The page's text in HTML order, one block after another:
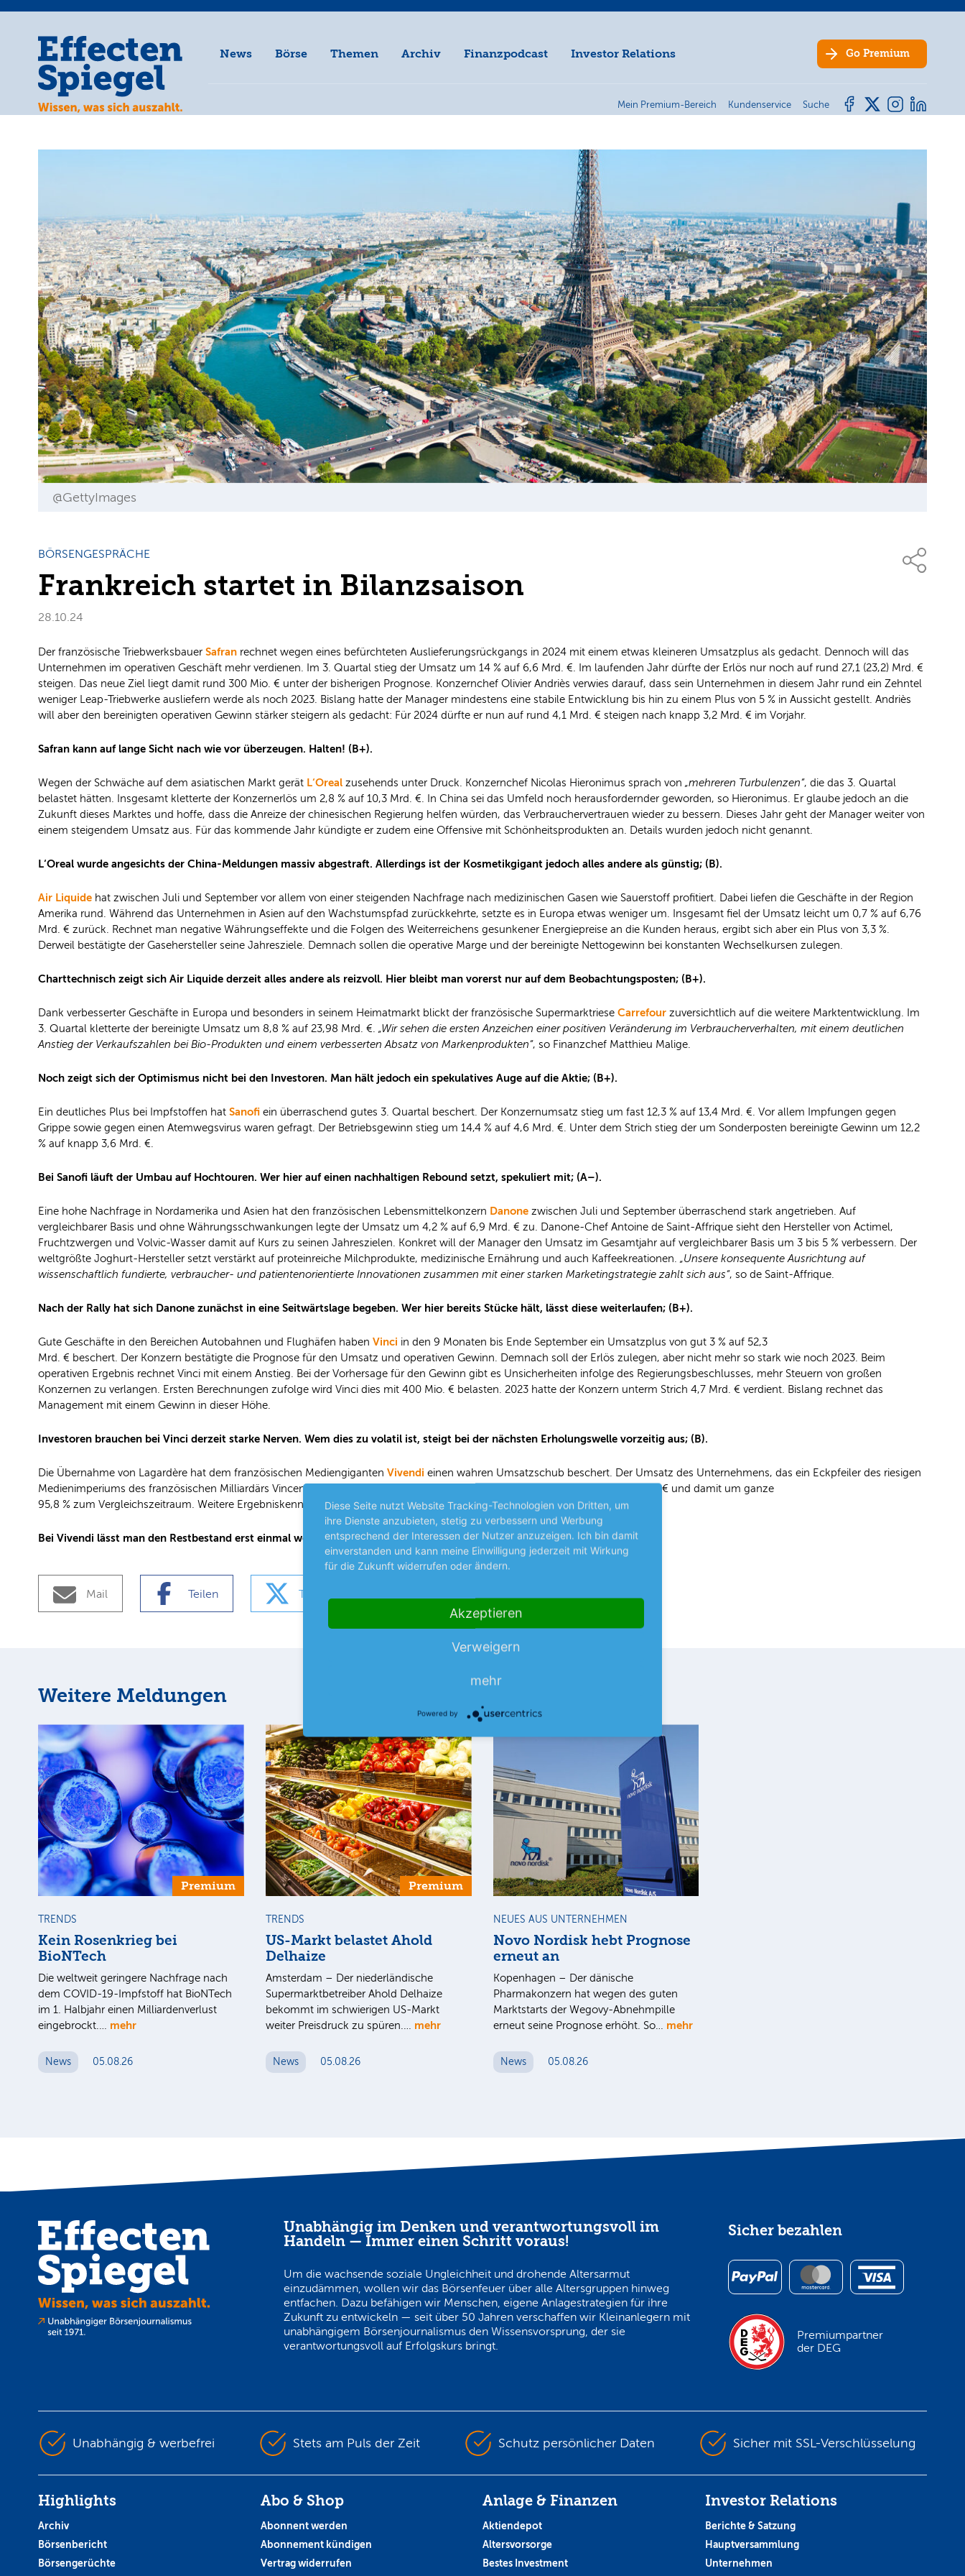
News Börse Themen Archiv Finanzpodcast Investor Relations Go Premium
Mein Premium-Bereich Kundenservice Suche
@GettyImages
BÖRSENGESPRÄCHE
Frankreich startet in Bilanzsaison
28.10.24
Der französische Triebwerksbauer Safran rechnet wegen eines befürchteten Auslieferungsrückgangs in 2024 mit einem etwas kleineren Umsatzplus als gedacht. Dennoch will das
Unternehmen im operativen Geschäft mehr verdienen. Im 3. Quartal stieg der Umsatz um 14 % auf 6,6 Mrd. €. Im laufenden Jahr dürfte der Erlös nur noch auf rund 27,1 (23,2) Mrd. €
steigen. Das neue Ziel liegt damit rund 300 Mio. € unter der bisherigen Prognose. Konzernchef Olivier Andriès verwies darauf, dass sein Unternehmen in diesem Jahr rund ein Zehntel
weniger Leap-Triebwerke ausliefern werde als noch 2023. Bislang hatte der Manager mindestens eine stabile Entwicklung bis hin zu einem Plus von 5 % in Aussicht gestellt. Andriès
will aber den bereinigten operativen Gewinn stärker steigern als gedacht: Für 2024 dürfte er nun auf rund 4,1 Mrd. € steigen nach knapp 3,2 Mrd. € im Vorjahr.
Safran kann auf lange Sicht nach wie vor überzeugen. Halten! (B+).
Wegen der Schwäche auf dem asiatischen Markt gerät L‘Oreal zusehends unter Druck. Konzernchef Nicolas Hieronimus sprach von „mehreren Turbulenzen“, die das 3. Quartal
belastet hätten. Insgesamt kletterte der Konzernerlös um 2,8 % auf 10,3 Mrd. €. In China sei das Umfeld noch herausfordernder geworden, so Hieronimus. Er glaube jedoch an die
Zukunft dieses Marktes und hoffe, dass die Anreize der chinesischen Regierung helfen würden, das Verbrauchervertrauen wieder zu bessern. Dieses Jahr geht der Manager weiter von
einem steigendem Umsatz aus. Für das kommende Jahr kündigte er zudem eine Offensive mit Schönheitsprodukten an. Details wurden jedoch nicht genannt.
L‘Oreal wurde angesichts der China-Meldungen massiv abgestraft. Allerdings ist der Kosmetikgigant jedoch alles andere als günstig; (B).
Air Liquide hat zwischen Juli und September vor allem von einer steigenden Nachfrage nach medizinischen Gasen wie Sauerstoff profitiert. Dabei liefen die Geschäfte in der Region
Amerika rund. Während das Unternehmen in Asien auf den Wachstumspfad zurückkehrte, setzte es in Europa etwas weniger um. Insgesamt fiel der Umsatz leicht um 0,7 % auf 6,76
Mrd. € zurück. Rechnet man negative Währungseffekte und die Folgen des Weiterreichens gesunkener Energiepreise an die Kunden heraus, ergibt sich aber ein Plus von 3,3 %.
Derweil bestätigte der Gasehersteller seine Jahresziele. Demnach sollen die operative Marge und der bereinigte Nettogewinn bei konstanten Wechselkursen zulegen.
Charttechnisch zeigt sich Air Liquide derzeit alles andere als reizvoll. Hier bleibt man vorerst nur auf dem Beobachtungsposten; (B+).
Dank verbesserter Geschäfte in Europa und besonders in seinem Heimatmarkt blickt der französische Supermarktriese Carrefour zuversichtlich auf die weitere Marktentwicklung. Im
3. Quartal kletterte der bereinigte Umsatz um 8,8 % auf 23,98 Mrd. €. „Wir sehen die ersten Anzeichen einer positiven Veränderung im Verbraucherverhalten, mit einem deutlichen
Anstieg der Verkaufszahlen bei Bio-Produkten und einem verbesserten Absatz von Markenprodukten“, so Finanzchef Matthieu Malige.
Noch zeigt sich der Optimismus nicht bei den Investoren. Man hält jedoch ein spekulatives Auge auf die Aktie; (B+).
Ein deutliches Plus bei Impfstoffen hat Sanofi ein überraschend gutes 3. Quartal beschert. Der Konzernumsatz stieg um fast 12,3 % auf 13,4 Mrd. €. Vor allem Impfungen gegen
Grippe sowie gegen einen Atemwegsvirus waren gefragt. Der Betriebsgewinn stieg um 14,4 % auf 4,6 Mrd. €. Unter dem Strich stieg der um Sonderposten bereinigte Gewinn um 12,2
% auf knapp 3,6 Mrd. €.
Bei Sanofi läuft der Umbau auf Hochtouren. Wer hier auf einen nachhaltigen Rebound setzt, spekuliert mit; (A–).
Eine hohe Nachfrage in Nordamerika und Asien hat den französischen Lebensmittelkonzern Danone zwischen Juli und September überraschend stark angetrieben. Auf
vergleichbarer Basis und ohne Währungsschwankungen legte der Umsatz um 4,2 % auf 6,9 Mrd. € zu. Danone-Chef Antoine de Saint-Affrique sieht den Hersteller von Actimel,
Fruchtzwergen und Volvic-Wasser damit auf Kurs zu seinen Jahreszielen. Konkret will der Manager den Umsatz im Gesamtjahr auf vergleichbarer Basis um 3 bis 5 % verbessern. Der
weltgrößte Joghurt-Hersteller setzt verstärkt auf proteinreiche Milchprodukte, medizinische Ernährung und auch Kaffeekreationen. „Unsere konsequente Ausrichtung auf
wissenschaftlich fundierte, verbraucher- und patientenorientierte Innovationen zusammen mit einer starken Marketingstrategie zahlt sich aus“, so de Saint-Affrique.
Nach der Rally hat sich Danone zunächst in eine Seitwärtslage begeben. Wer hier bereits Stücke hält, lässt diese weiterlaufen; (B+).
Gute Geschäfte in den Bereichen Autobahnen und Flughäfen haben Vinci in den 9 Monaten bis Ende September ein Umsatzplus von gut 3 % auf 52,3
Mrd. € beschert. Der Konzern bestätigte die Prognose für den Umsatz und operativen Gewinn. Demnach soll der Erlös zulegen, aber nicht mehr so stark wie noch 2023. Beim
operativen Ergebnis rechnet Vinci mit einem Anstieg. Bei der Vorhersage für den Gewinn gibt es Unsicherheiten infolge des Regierungsbeschlusses, mehr Steuern von großen
Konzernen zu verlangen. Ersten Berechnungen zufolge wird Vinci dies mit 400 Mio. € belasten. 2023 hatte der Konzern unterm Strich 4,7 Mrd. € verdient. Bislang rechnet das
Management mit einem Gewinn in dieser Höhe.
Investoren brauchen bei Vinci derzeit starke Nerven. Wem dies zu volatil ist, steigt bei der nächsten Erholungswelle vorzeitig aus; (B).
Die Übernahme von Lagardère hat dem französischen Mediengiganten Vivendi einen wahren Umsatzschub beschert. Der Umsatz des Unternehmens, das ein Eckpfeiler des riesigen
Medienimperiums des französischen Milliardärs Vincent Bolloré ist, stieg im Zeitraum von Juli bis Ende September auf 4,75 Mrd. € und damit um ganze
95,8 % zum Vergleichszeitraum. Weitere Ergebniskennzahlen gibt Vivendi derweil zu ungerade Quartalen nicht aus.
Bei Vivendi lässt man den Restbestand erst einmal weiterlaufen; (B+).
Mail Teilen Teilen
Weitere Meldungen
Premium
TRENDS
Kein Rosenkrieg bei
BioNTech
Die weltweit geringere Nachfrage nach
dem COVID-19-Impfstoff hat BioNTech
im 1. Halbjahr einen Milliardenverlust
eingebrockt.… mehr
News 05.08.26
Premium
TRENDS
US-Markt belastet Ahold
Delhaize
Amsterdam – Der niederländische
Supermarktbetreiber Ahold Delhaize
bekommt im schwierigen US-Markt
weiter Preisdruck zu spüren.… mehr
News 05.08.26
NEUES AUS UNTERNEHMEN
Novo Nordisk hebt Prognose
erneut an
Kopenhagen – Der dänische
Pharmakonzern hat wegen des guten
Marktstarts der Wegovy-Abnehmpille
erneut seine Prognose erhöht. So… mehr
News 05.08.26
Unabhängig im Denken und verantwortungsvoll im
Handeln — Immer einen Schritt voraus!
Um die wachsende soziale Ungleichheit und drohende Altersarmut
einzudämmen, wollen wir das Börsenfeuer über alle Altersgruppen hinweg
entfachen. Dazu befähigen wir Menschen, eigene Anlagestrategien für ihre
Zukunft zu entwickeln — seit über 50 Jahren verschaffen wir Kleinanlegern mit
unabhängigem Börsenjournalismus den Wissensvorsprung, der sie
verantwortungsvoll auf Erfolgskurs bringt.
Sicher bezahlen
Premiumpartner
der DEG
Unabhängig & werbefrei Stets am Puls der Zeit Schutz persönlicher Daten Sicher mit SSL-Verschlüsselung
Highlights
Archiv
Börsenbericht
Börsengerüchte
Abo & Shop
Abonnent werden
Abonnement kündigen
Vertrag widerrufen
Anlage & Finanzen
Aktiendepot
Altersvorsorge
Bestes Investment
Investor Relations
Berichte & Satzung
Hauptversammlung
Unternehmen
Diese Seite nutzt Website Tracking-Technologien von Dritten, um
ihre Dienste anzubieten, stetig zu verbessern und Werbung
entsprechend der Interessen der Nutzer anzuzeigen. Ich bin damit
einverstanden und kann meine Einwilligung jederzeit mit Wirkung
für die Zukunft widerrufen oder ändern.
Akzeptieren
Verweigern
mehr
Powered by